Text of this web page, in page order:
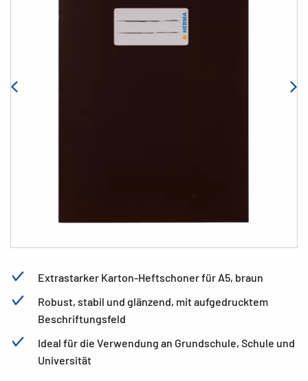
Extrastarker Karton-Heftschoner für A5, braun
Robust, stabil und glänzend, mit aufgedrucktem
Beschriftungsfeld
Ideal für die Verwendung an Grundschule, Schule und
Universität